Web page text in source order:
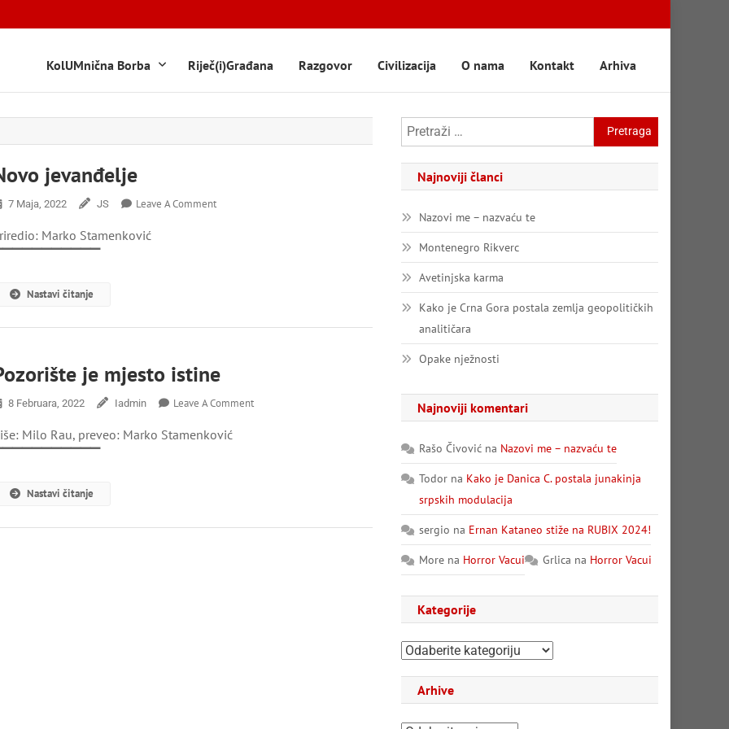
KolUMnična Borba Riječ(i)Građana Razgovor Civilizacija O nama Kontakt Arhiva
jevanđelje
7 Maja, 2022 JS Leave A CommentOn
Marko Stamenković
Nastavi čitanje
je mjesto istine
8 Februara, 2022 Iadmin Leave A CommentOn
Milo Rau, preveo: Marko Stamenković
Nastavi čitanje
Pretraga:
Najnoviji članci
Nazovi me – nazvaću te
Montenegro Rikverc
Avetinjska karma
Kako je Crna Gora postala zemlja geopolitičkih
analitičara
Opake nježnosti
Najnoviji komentari
Rašo Čivović na Nazovi me – nazvaću te
Todor na Kako je Danica C. postala junakinja
srpskih modulacija
sergio na Ernan Kataneo stiže na RUBIX 2024!
More na Horror Vacui Grlica na Horror Vacui
Kategorije
Kategorije
Arhive